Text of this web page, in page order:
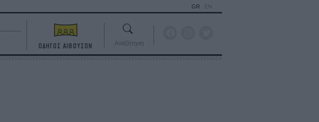
GR EN
ΟΔΗΓΟΣ ΑΙΘΟΥΣΩΝ Αναζήτηση